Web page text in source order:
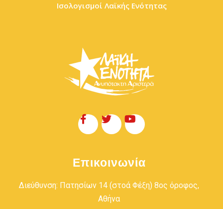
Ισολογισμοί Λαϊκής Ενότητας
Επικοινωνία
Διεύθυνση: Πατησίων 14 (στοά Φέξη) 8ος όροφος,
Αθήνα